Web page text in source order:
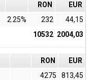
RON
EUR
2.25% 232
44,15
10532 2004,03
RON
EUR
4275
813,45